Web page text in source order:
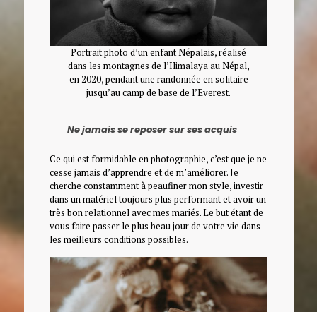
Portrait photo d’un enfant Népalais, réalisé
dans les montagnes de l’Himalaya au Népal,
en 2020, pendant une randonnée en solitaire
jusqu’au camp de base de l’Everest.
Ne jamais se reposer sur ses acquis
Ce qui est formidable en photographie, c’est que je ne
cesse jamais d’apprendre et de m’améliorer. Je
cherche constamment à peaufiner mon style, investir
dans un matériel toujours plus performant et avoir un
très bon relationnel avec mes mariés. Le but étant de
vous faire passer le plus beau jour de votre vie dans
les meilleurs conditions possibles.